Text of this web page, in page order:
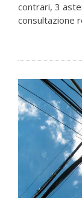
contrari, 3
consultazione